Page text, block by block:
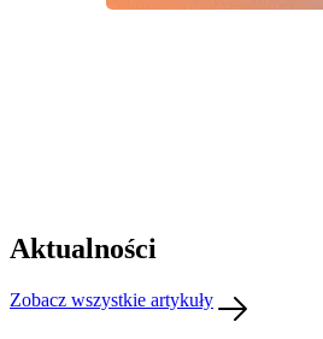
Aktualności
Zobacz wszystkie artykuły